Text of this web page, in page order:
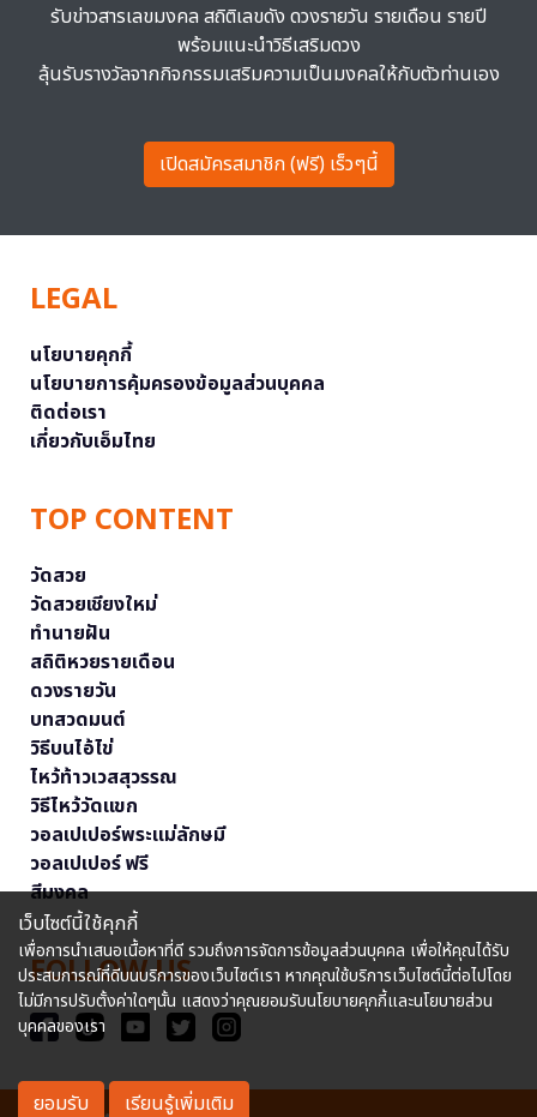
รับข่าวสารเลขมงคล สถิติเลขดัง ดวงรายวัน รายเดือน รายปี
พร้อมแนะนำวิธีเสริมดวง
ลุ้นรับรางวัลจากกิจกรรมเสริมความเป็นมงคลให้กับตัวท่านเอง
เปิดสมัครสมาชิก (ฟรี) เร็วๆนี้
LEGAL
นโยบายคุกกี้
นโยบายการคุ้มครองข้อมูลส่วนบุคคล
ติดต่อเรา
เกี่ยวกับเอ็มไทย
TOP CONTENT
วัดสวย
วัดสวยเชียงใหม่
ทำนายฝัน
สถิติหวยรายเดือน
ดวงรายวัน
บทสวดมนต์
วิธีบนไอ้ไข่
ไหว้ท้าวเวสสุวรรณ
วิธีไหว้วัดแขก
วอลเปเปอร์พระแม่ลักษมี
วอลเปเปอร์ ฟรี
สีมงคล
FOLLOW US
เว็บไซต์นี้ใช้คุกกี้
เพื่อการนำเสนอเนื้อหาที่ดี รวมถึงการจัดการข้อมูลส่วนบุคคล เพื่อให้คุณได้รับ
ประสบการณ์ที่ดีบนบริการของเว็บไซต์เรา หากคุณใช้บริการเว็บไซต์นี้ต่อไปโดย
ไม่มีการปรับตั้งค่าใดๆนั้น แสดงว่าคุณยอมรับนโยบายคุกกี้และนโยบายส่วน
บุคคลของเรา
ยอมรับ เรียนรู้เพิ่มเติม